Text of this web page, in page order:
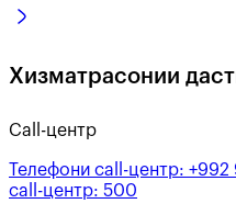
Хизматрасонии
Call-центр
Телефони call-центр: +992
call-центр: 500